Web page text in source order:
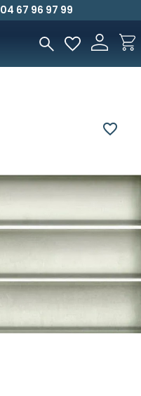
04 67 96 97 99
favorite_border